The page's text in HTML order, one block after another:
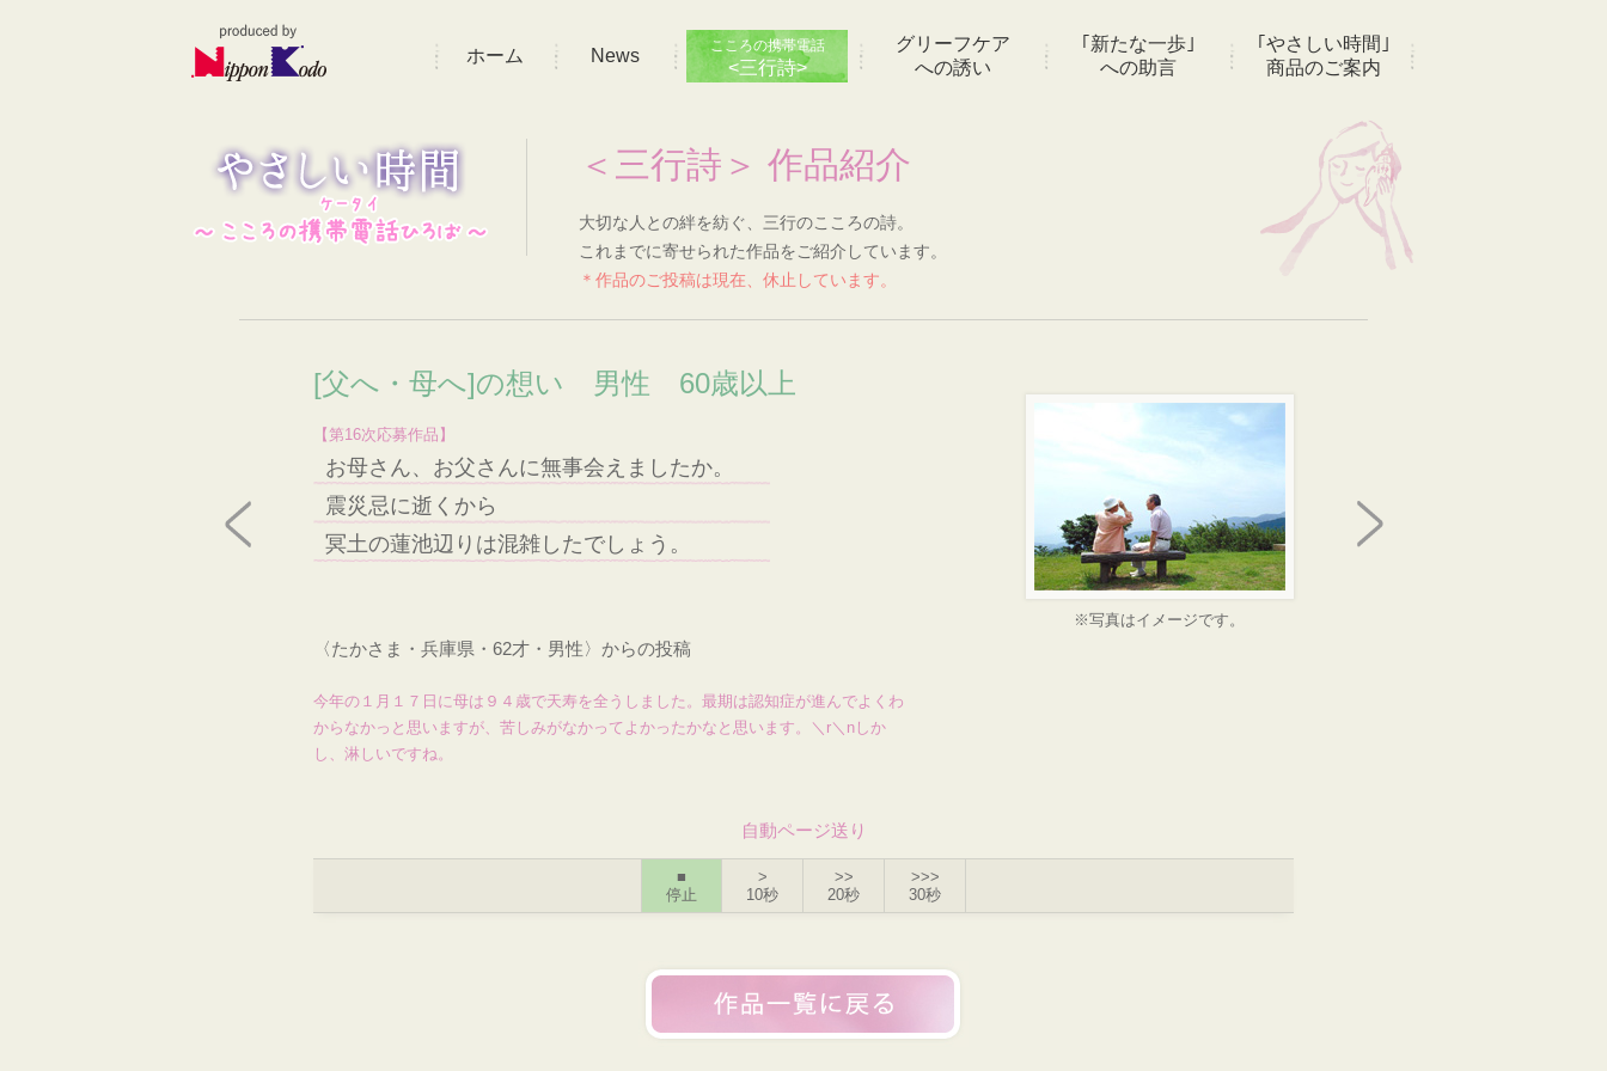
ホーム News こころの携帯電話
<三行詩>
グリーフケア
への誘い
｢新たな一歩｣
への助言
｢やさしい時間｣
商品のご案内
＜三行詩＞ 作品紹介
大切な人との絆を紡ぐ、三行のこころの詩。
これまでに寄せられた作品をご紹介しています。
＊作品のご投稿は現在、休止しています。
[父へ・母へ]の想い 男性 60歳以上
【第16次応募作品】
お母さん、お父さんに無事会えましたか。
震災忌に逝くから
冥土の蓮池辺りは混雑したでしょう。
※写真はイメージです。
〈たかさま・兵庫県・62才・男性〉からの投稿
今年の１月１７日に母は９４歳で天寿を全うしました。最期は認知症が進んでよくわ
からなかっと思いますが、苦しみがなかってよかったかなと思います。＼r＼nしか
し、淋しいですね。
自動ページ送り
■
停止
>
10秒
>>
20秒
>>>
30秒